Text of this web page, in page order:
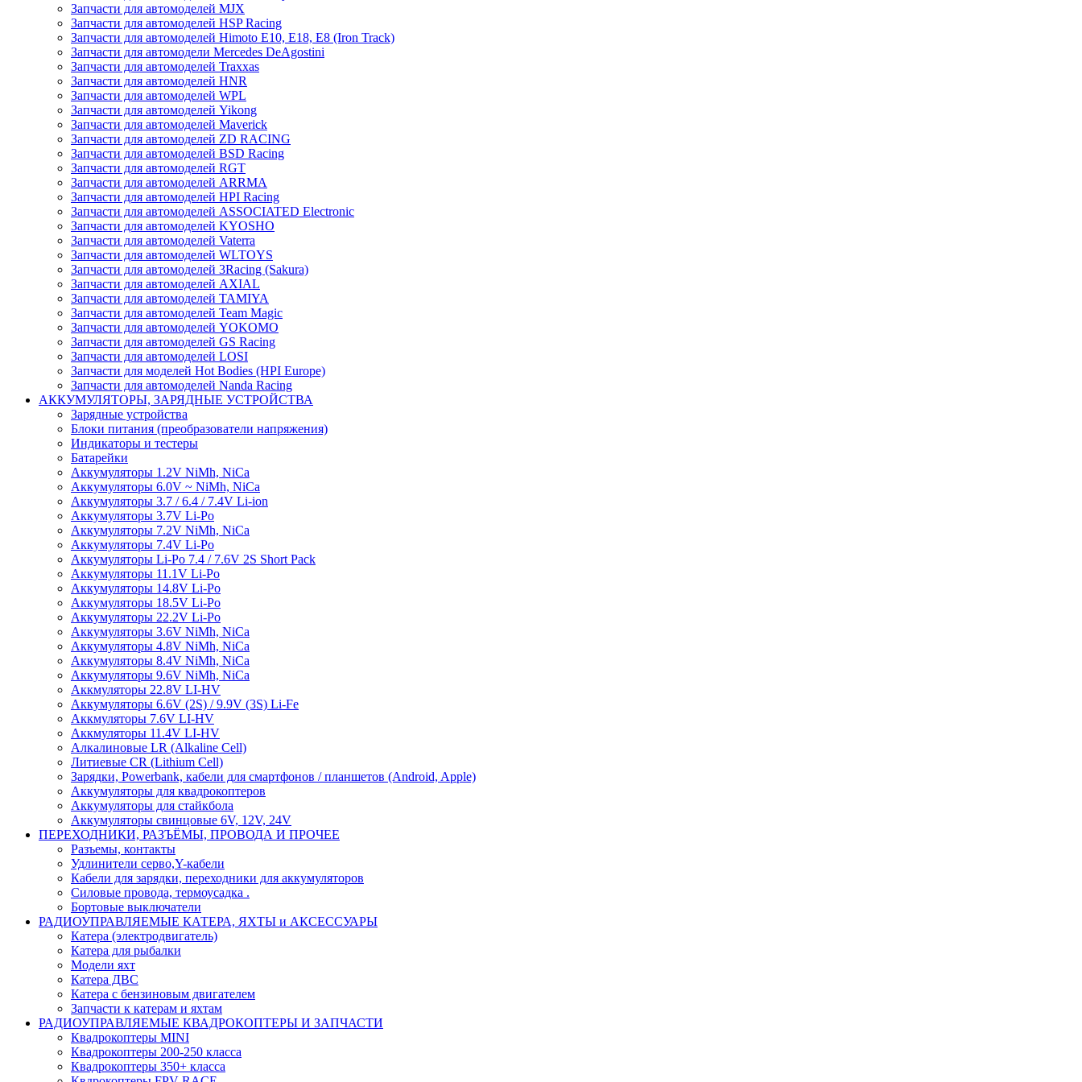
Запчасти для автомоделей MJX
Запчасти для автомоделей HSP Racing
Запчасти для автомоделей Himoto E10, E18, E8 (Iron Track)
Запчасти для автомодели Mercedes DeAgostini
Запчасти для автомоделей Traxxas
Запчасти для автомоделей HNR
Запчасти для автомоделей WPL
Запчасти для автомоделей Yikong
Запчасти для автомоделей Maverick
Запчасти для автомоделей ZD RACING
Запчасти для автомоделей BSD Racing
Запчасти для автомоделей RGT
Запчасти для автомоделей ARRMA
Запчасти для автомоделей HPI Racing
Запчасти для автомоделей ASSOCIATED Electronic
Запчасти для автомоделей KYOSHO
Запчасти для автомоделей Vaterra
Запчасти для автомоделей WLTOYS
Запчасти для автомоделей 3Racing (Sakura)
Запчасти для автомоделей AXIAL
Запчасти для автомоделей TAMIYA
Запчасти для автомоделей Team Magic
Запчасти для автомоделей YOKOMO
Запчасти для автомоделей GS Racing
Запчасти для автомоделей LOSI
Запчасти для моделей Hot Bodies (HPI Europe)
Запчасти для автомоделей Nanda Racing
АККУМУЛЯТОРЫ, ЗАРЯДНЫЕ УСТРОЙСТВА
Зарядные устройства
Блоки питания (преобразователи напряжения)
Индикаторы и тестеры
Батарейки
Аккумуляторы 1.2V NiMh, NiCa
Аккумуляторы 6.0V ~ NiMh, NiCa
Аккумуляторы 3.7 / 6.4 / 7.4V Li-ion
Аккумуляторы 3.7V Li-Po
Аккумуляторы 7.2V NiMh, NiCa
Аккумуляторы 7.4V Li-Po
Аккумуляторы Li-Po 7.4 / 7.6V 2S Short Pack
Аккумуляторы 11.1V Li-Po
Аккумуляторы 14.8V Li-Po
Аккумуляторы 18.5V Li-Po
Аккумуляторы 22.2V Li-Po
Аккумуляторы 3.6V NiMh, NiCa
Аккумуляторы 4.8V NiMh, NiCa
Аккумуляторы 8.4V NiMh, NiCa
Аккумуляторы 9.6V NiMh, NiCa
Аккмуляторы 22.8V LI-HV
Аккумуляторы 6.6V (2S) / 9.9V (3S) Li-Fe
Аккмуляторы 7.6V LI-HV
Аккмуляторы 11.4V LI-HV
Алкалиновые LR (Alkaline Cell)
Литиевые CR (Lithium Сell)
Зарядки, Powerbank, кабели для смартфонов / планшетов (Android, Apple)
Аккумуляторы для квадрокоптеров
Аккумуляторы для стайкбола
Аккумуляторы свинцовые 6V, 12V, 24V
ПЕРЕХОДНИКИ, РАЗЪЁМЫ, ПРОВОДА И ПРОЧЕЕ
Разъемы, контакты
Удлинители серво,Y-кабели
Кабели для зарядки, переходники для аккумуляторов
Силовые провода, термоусадка .
Бортовые выключатели
РАДИОУПРАВЛЯЕМЫЕ КАТЕРА, ЯХТЫ и АКСЕССУАРЫ
Катера (электродвигатель)
Катера для рыбалки
Модели яхт
Катера ДВС
Катера с бензиновым двигателем
Запчасти к катерам и яхтам
РАДИОУПРАВЛЯЕМЫЕ КВАДРОКОПТЕРЫ И ЗАПЧАСТИ
Квадрокоптеры MINI
Квадрокоптеры 200-250 класса
Квадрокоптеры 350+ класса